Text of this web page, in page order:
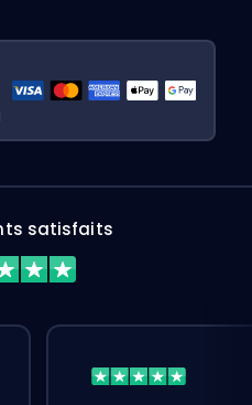
satisfaits